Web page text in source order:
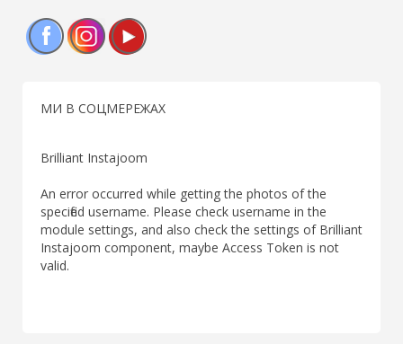
МИ В СОЦМЕРЕЖАХ
Brilliant Instajoom
An error occurred while getting the photos of the
specified username. Please check username in the
module settings, and also check the settings of Brilliant
Instajoom component, maybe Access Token is not
valid.